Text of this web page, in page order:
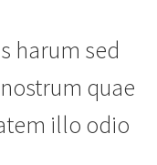
harum sed
quae
illo odio